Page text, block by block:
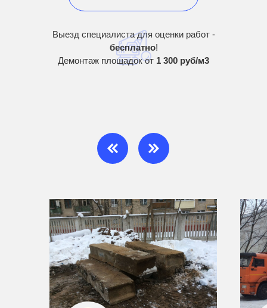
Выезд специалиста для оценки работ -
бесплатно!
Демонтаж площадок от 1 300 руб/м3